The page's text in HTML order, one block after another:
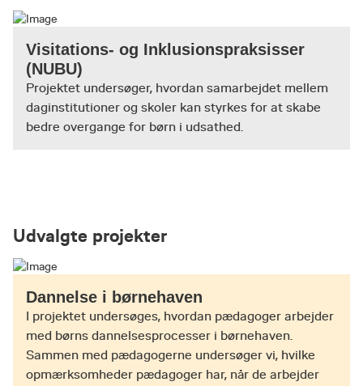
undersøgelses- og samskabelsesprocesser. Vi
interesserer os for menings-, videns- og
deltagelsesformer, der kan indgå i forestillinger
om og i bestræbelser på at fremme det gode liv.
meningstilskrivelser og videnformer, som
kommer til syne i projektet, og om, hvordan
udvikling.
Programmet har fast tilknyttet en række
forskere, der har direkte kendskab til de felter,
hvor vi laver vores undersøgelser og som samlet
Visitations- og Inklusionspraksisser
(NUBU)
Projektet undersøger, hvordan samarbejdet mellem
daginstitutioner og skoler kan styrkes for at skabe
bedre overgange for børn i udsathed.
Udvalgte projekter
Dannelse i børnehaven
I projektet undersøges, hvordan pædagoger arbejder
med børns dannelsesprocesser i børnehaven.
Sammen med pædagogerne undersøger vi, hvilke
opmærksomheder pædagoger har, når de arbejder